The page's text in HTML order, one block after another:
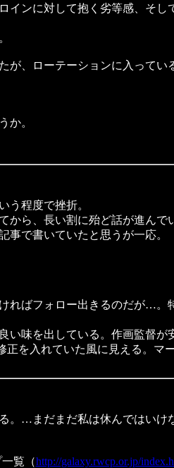
ンに対して抱く劣等感、そ
、ローテーションに入ってい
か。
程度で挫折。
ら、長い割に殆ど話が進んで
で書いていたと思うが一応。
ばフォロー出きるのだが…。
味を出している。作画監督が
を入れていた風に見える。
…まだまだ私は休んではいけ
覧（http://galaxy.rwcp.or.jp/